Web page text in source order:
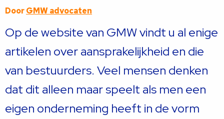
DoorGMW advocaten
Op de website van GMW vindt u al enige
artikelen over aansprakelijkheid en die
van bestuurders. Veel mensen denken
dat dit alleen maar speelt als men een
eigen onderneming heeft in de vorm